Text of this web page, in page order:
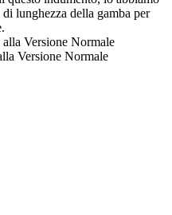
lunghezza della gamba per
Versione Normale
Versione Normale